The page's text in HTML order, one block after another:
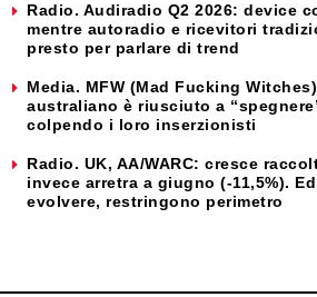
Radio. Audiradio Q2 2026: device
mentre autoradio e ricevitori
presto per parlare di trend
Media. MFW (Mad Fucking
australiano è riusciuto a
colpendo i loro inserzionisti
Radio. UK, AA/WARC: cresce
invece arretra a giugno (-11,5%).
evolvere, restringono perimetro